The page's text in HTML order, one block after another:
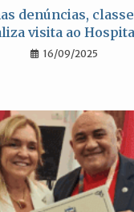
denúncias,
visita ao
16/09/2025